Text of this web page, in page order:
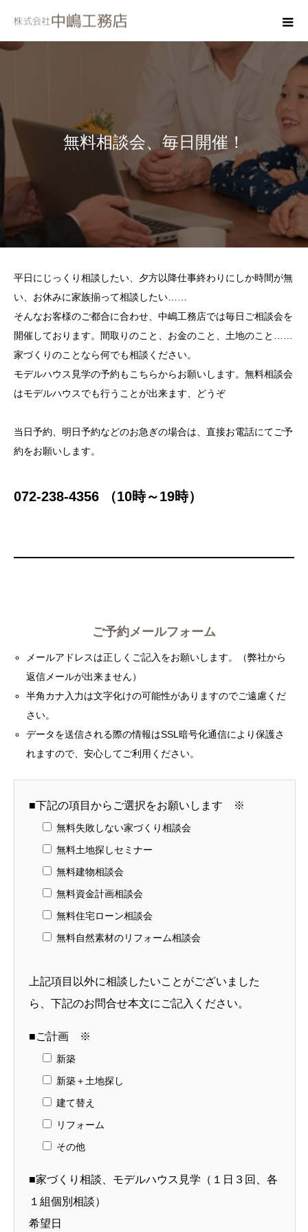
無料相談会、毎日開催！
平日にじっくり相談したい、夕方以降仕事終わりにしか時間が無
い、お休みに家族揃って相談したい……
そんなお客様のご都合に合わせ、中嶋工務店では毎日ご相談会を
開催しております。間取りのこと、お金のこと、土地のこと……
家づくりのことなら何でも相談ください。
モデルハウス見学の予約もこちらからお願いします。無料相談会
はモデルハウスでも行うことが出来ます、どうぞ
当日予約、明日予約などのお急ぎの場合は、直接お電話にてご予
約をお願いします。
072-238-4356 （10時～19時）
ご予約メールフォーム
メールアドレスは正しくご記入をお願いします。（弊社から
返信メールが出来ません）
半角カナ入力は文字化けの可能性がありますのでご遠慮くだ
さい。
データを送信される際の情報はSSL暗号化通信により保護さ
れますので、安心してご利用ください。
■下記の項目からご選択をお願いします ※
無料失敗しない家づくり相談会
無料土地探しセミナー
無料建物相談会
無料資金計画相談会
無料住宅ローン相談会
無料自然素材のリフォーム相談会
上記項目以外に相談したいことがございました
ら、下記のお問合せ本文にご記入ください。
■ご計画 ※
新築
新築＋土地探し
建て替え
リフォーム
その他
■家づくり相談、モデルハウス見学（１日３回、各
１組個別相談）
希望日